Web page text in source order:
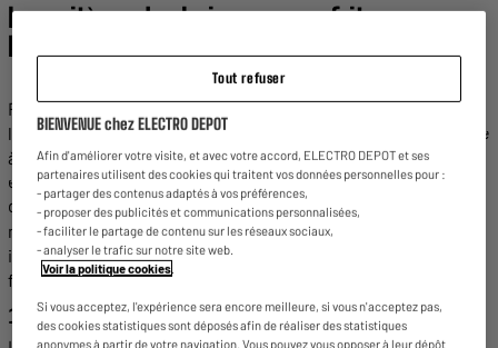
Les critères de choix pour unefriteusesans
huile
Fan defrites, vous êtes sûrement curieux de connaitre
l'
utilisationde lafriteusesans
friteuse
à air chaud,Actifry Geniusou Airfryerselon les marques. En
effet, contrairement à unefriteusetraditionnelleavec bain
d'
huile, l'appareil sanshuilepermetunecuisson
minimum de matièresgrasses. Voici tous les points
importantsà connaitre avant d'
friteuse.
1- LACAPACITÉDE LACUVE
Tout refuser
BIENVENUE chez ELECTRO DEPOT
Afin d'améliorer votre visite, et avec votre accord, ELECTRO DEPOT et ses
partenaires utilisent des cookies qui traitent vos données personnelles pour :
- partager des contenus adaptés à vos préférences,
- proposer des publicités et communications personnalisées,
- faciliter le partage de contenu sur les réseaux sociaux,
- analyser le trafic sur notre site web.
Voir la politique cookies.
Si vous acceptez, l'expérience sera encore meilleure, si vous n'acceptez pas,
des cookies statistiques sont déposés afin de réaliser des statistiques
anonymes à partir de votre navigation. Vous pouvez vous opposer à leur dépôt